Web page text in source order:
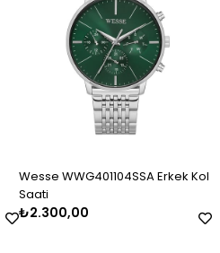
Wesse WWG401104SSA Erkek Kol
Saati
₺2.300,00